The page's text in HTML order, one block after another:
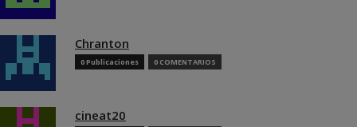
Chranton
0 Publicaciones 0 COMENTARIOS
cineat20